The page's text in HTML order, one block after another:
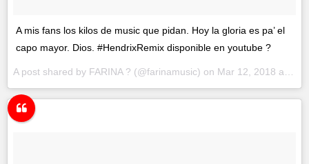
A mis fans los kilos de music que pidan. Hoy la gloria es pa’ el
capo mayor. Dios. #HendrixRemix disponible en youtube ?
A post shared by FARINA ? (@farinamusic) on Mar 12, 2018 at 2:26pm PDT